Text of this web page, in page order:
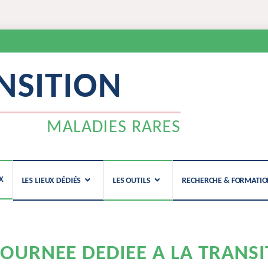
MALADIES RARES
LES LIEUX DÉDIÉS LES OUTILS RECHERCHE &
DEDIEE A LA